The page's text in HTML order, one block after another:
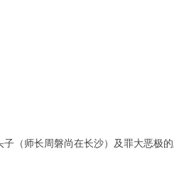
（师长周磐尚在长沙）及罪大恶极